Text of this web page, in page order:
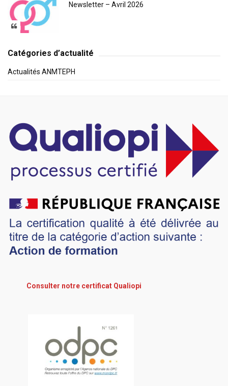
Newsletter – Avril 2026
Catégories d’actualité
Actualités ANMTEPH
Consulter notre certificat Qualiopi